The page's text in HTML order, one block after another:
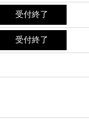
受付終了
受付終了